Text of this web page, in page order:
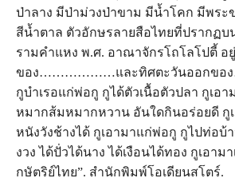
ป่าลาง มีป่าม่วงป่าขาม มีน้ำโคก มีพระ
สีน้ำตาล ตัวอักษรลายสือไทยที่ปรากฏ
รามคำแหง พ.ศ. อาณาจักรโถโลโปตี้ อ
ของ………………และทิศตะวันออกขอ
กูบำเรอแก่พ่อกู กูได้ตัวเนื้อตัวปลา กูเอ
หมากส้มหมากหวาน อันใดกินอร่อยดี กู
หนังวังช้างได้ กูเอามาแก่พ่อกู กูไปท่อบ้
งวง ได้ปั่วได้นาง ได้เงือนได้ทอง กูเอาม
กษัตริย์ไทย”. สำนักพิมพ์โอเดียนสโตร์.